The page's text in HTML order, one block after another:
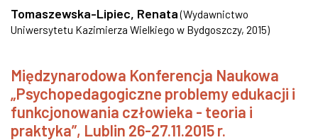
Tomaszewska-Lipiec, Renata (Wydawnictwo
Uniwersytetu Kazimierza Wielkiego w Bydgoszczy, 2015)
Międzynarodowa Konferencja Naukowa
„Psychopedagogiczne problemy edukacji i
funkcjonowania człowieka - teoria i
praktyka”, Lublin 26-27.11.2015 r.